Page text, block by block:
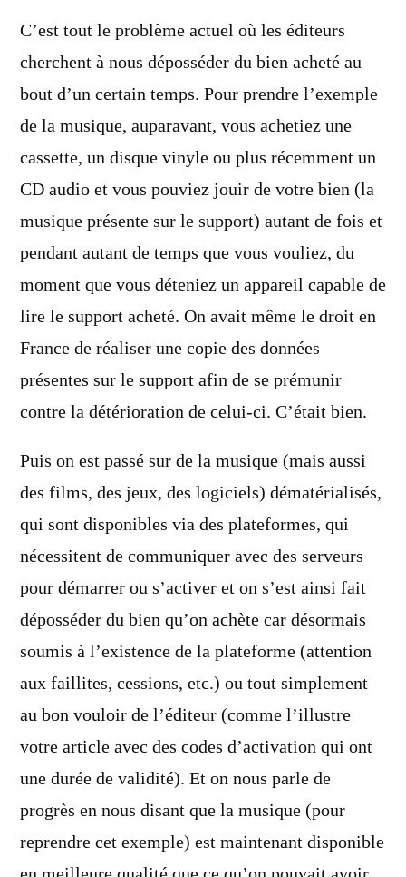
dit :
C’est tout le problème actuel où les éditeurs
cherchent à nous déposséder du bien acheté au
bout d’un certain temps. Pour prendre l’exemple
de la musique, auparavant, vous achetiez une
cassette, un disque vinyle ou plus récemment un
CD audio et vous pouviez jouir de votre bien (la
musique présente sur le support) autant de fois et
pendant autant de temps que vous vouliez, du
moment que vous déteniez un appareil capable de
lire le support acheté. On avait même le droit en
France de réaliser une copie des données
présentes sur le support afin de se prémunir
contre la détérioration de celui-ci. C’était bien.
Puis on est passé sur de la musique (mais aussi
des films, des jeux, des logiciels) dématérialisés,
qui sont disponibles via des plateformes, qui
nécessitent de communiquer avec des serveurs
pour démarrer ou s’activer et on s’est ainsi fait
déposséder du bien qu’on achète car désormais
soumis à l’existence de la plateforme (attention
aux faillites, cessions, etc.) ou tout simplement
au bon vouloir de l’éditeur (comme l’illustre
votre article avec des codes d’activation qui ont
une durée de validité). Et on nous parle de
progrès en nous disant que la musique (pour
reprendre cet exemple) est maintenant disponible